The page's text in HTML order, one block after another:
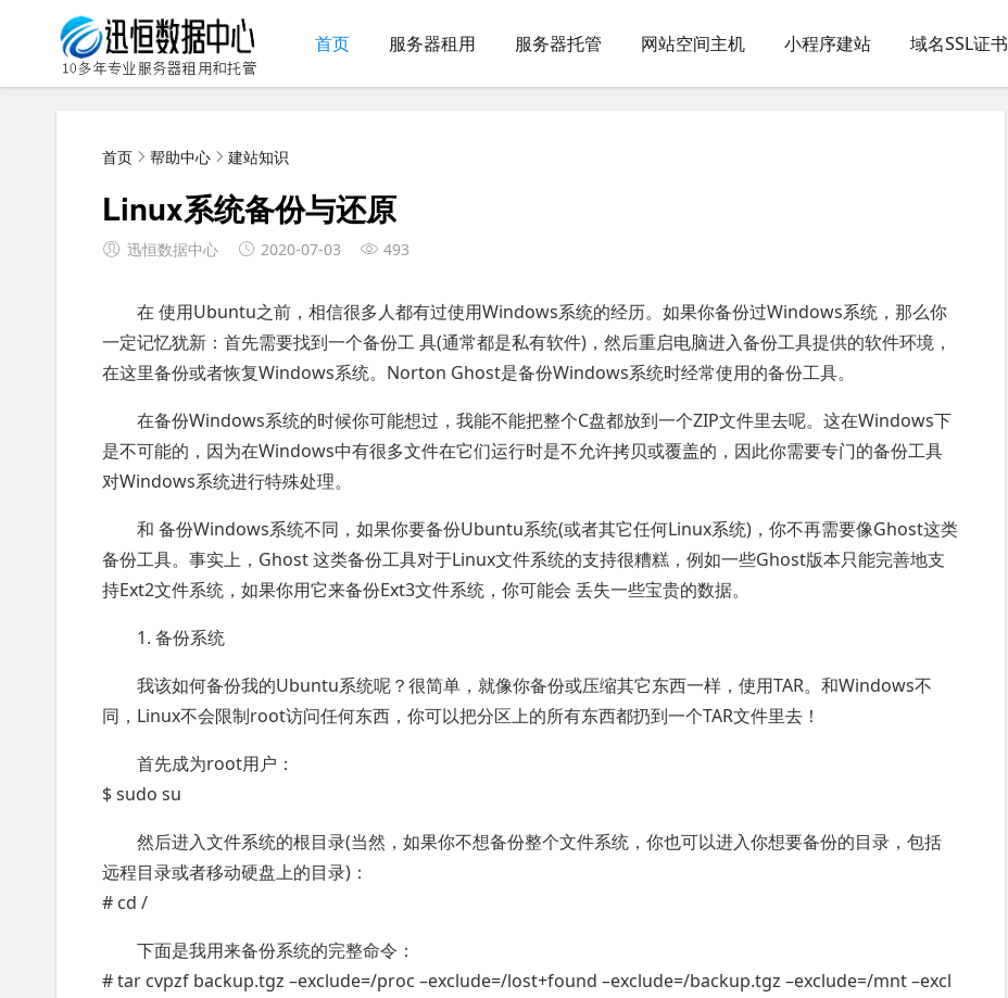
首页 服务器租用 服务器托管 网站空间主机 小程序建站 域名SSL证书
首页 帮助中心 建站知识
Linux系统备份与还原
迅恒数据中心 2020-07-03 493
在 使用Ubuntu之前，相信很多人都有过使用Windows系统的经历。如果你备份过Windows系统，那么你
一定记忆犹新：首先需要找到一个备份工 具(通常都是私有软件)，然后重启电脑进入备份工具提供的软件环境，
在这里备份或者恢复Windows系统。Norton Ghost是备份Windows系统时经常使用的备份工具。
在备份Windows系统的时候你可能想过，我能不能把整个C盘都放到一个ZIP文件里去呢。这在Windows下
是不可能的，因为在Windows中有很多文件在它们运行时是不允许拷贝或覆盖的，因此你需要专门的备份工具
对Windows系统进行特殊处理。
和 备份Windows系统不同，如果你要备份Ubuntu系统(或者其它任何Linux系统)，你不再需要像Ghost这类
备份工具。事实上，Ghost 这类备份工具对于Linux文件系统的支持很糟糕，例如一些Ghost版本只能完善地支
持Ext2文件系统，如果你用它来备份Ext3文件系统，你可能会 丢失一些宝贵的数据。
1. 备份系统
我该如何备份我的Ubuntu系统呢？很简单，就像你备份或压缩其它东西一样，使用TAR。和Windows不
同，Linux不会限制root访问任何东西，你可以把分区上的所有东西都扔到一个TAR文件里去！
首先成为root用户：
$ sudo su
然后进入文件系统的根目录(当然，如果你不想备份整个文件系统，你也可以进入你想要备份的目录，包括
远程目录或者移动硬盘上的目录)：
# cd /
下面是我用来备份系统的完整命令：
# tar cvpzf backup.tgz –exclude=/proc –exclude=/lost+found –exclude=/backup.tgz –exclude=/mnt –excl